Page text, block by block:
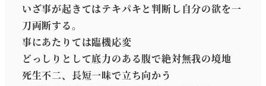
いざ事が起きてはテキパキと判断し自分の欲を一
刀両断する。
事にあたりては臨機応変
どっしりとして底力のある腹で絶対無我の境地
死生不二、長短一昧で立ち向かう